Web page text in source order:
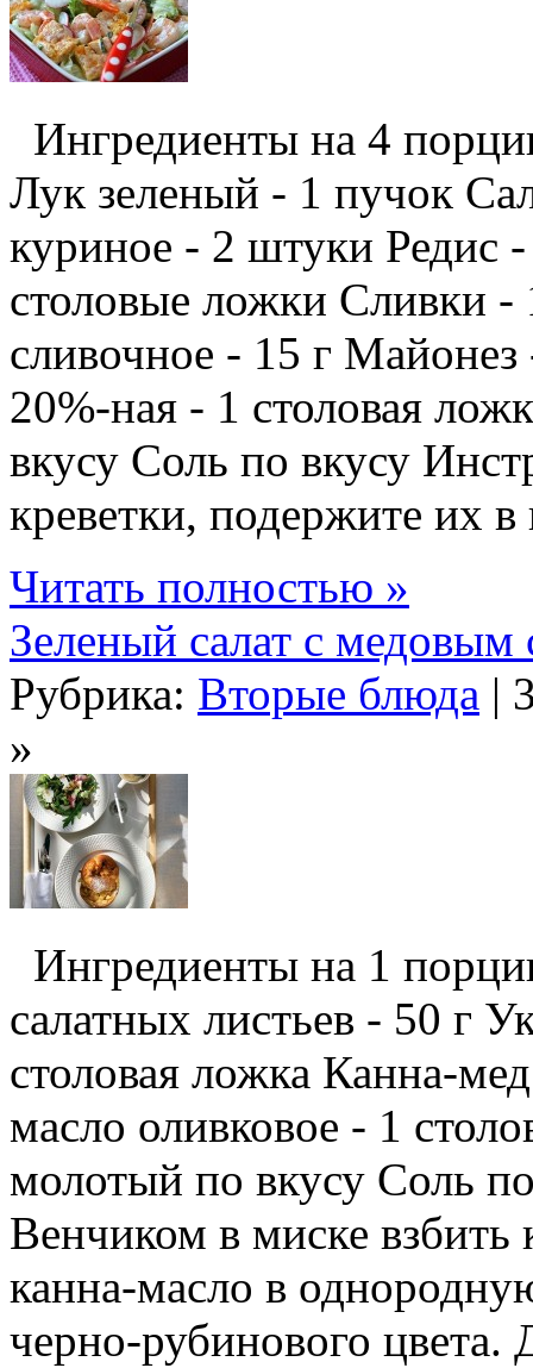
Ингредиенты на 4
Лук зеленый - 1 пучок
куриное - 2 штуки Редис
столовые ложки Сливки -
сливочное - 15 г
20%-ная - 1 столовая
вкусу Соль по вкусу
креветки, подержите их
Читать полностью »
Зеленый салат с
Рубрика: Вторые блюда |
»
Ингредиенты на 1
салатных листьев - 50 г
столовая ложка Канна-
масло оливковое - 1
молотый по вкусу Соль
Венчиком в миске взбить
канна-масло в
черно-рубинового цвета.